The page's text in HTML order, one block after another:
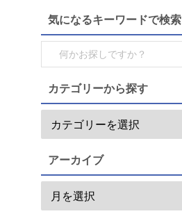
気になるキーワードで検索
カテゴリーから探す
アーカイブ